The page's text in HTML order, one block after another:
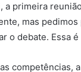
a primeira
mas
o debate. Essa
competências,